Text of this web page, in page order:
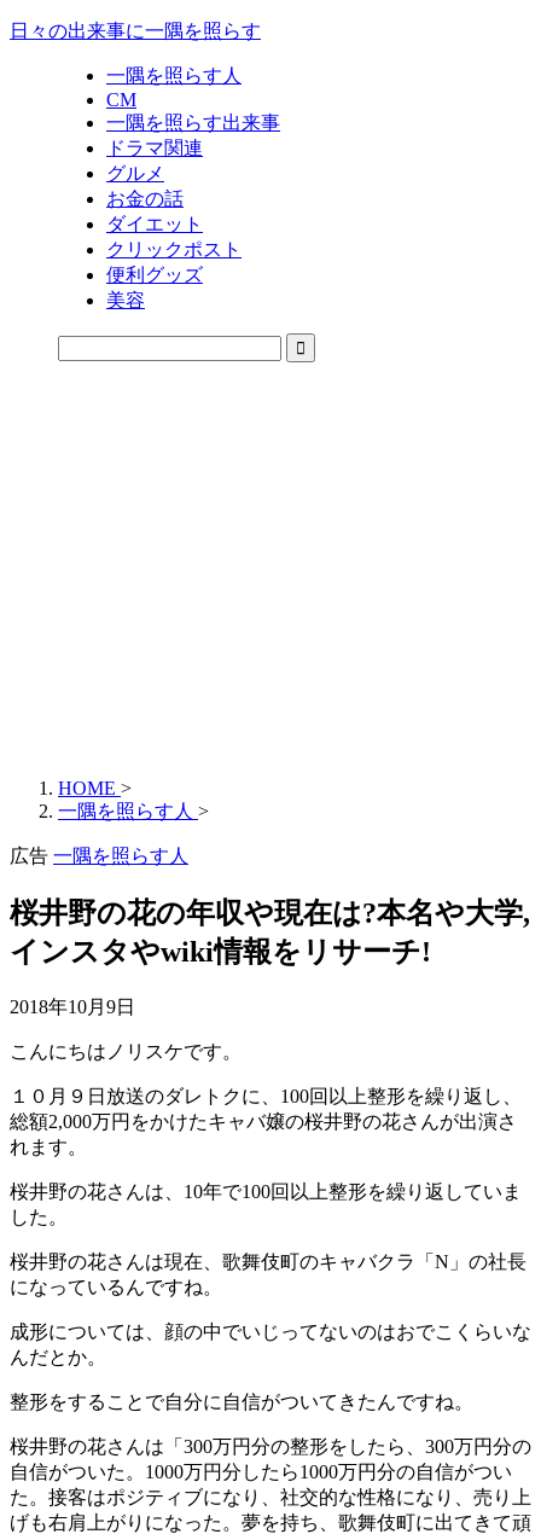
日々の出来事に一隅を照らす
一隅を照らす人
CM
一隅を照らす出来事
ドラマ関連
グルメ
お金の話
ダイエット
クリックポスト
便利グッズ
美容
HOME >
一隅を照らす人 >
広告 一隅を照らす人
桜井野の花の年収や現在は?本名や大学,
インスタやwiki情報をリサーチ!
2018年10月9日
こんにちはノリスケです。
１０月９日放送のダレトクに、100回以上整形を繰り返し、
総額2,000万円をかけたキャバ嬢の桜井野の花さんが出演さ
れます。
桜井野の花さんは、10年で100回以上整形を繰り返していま
した。
桜井野の花さんは現在、歌舞伎町のキャバクラ「N」の社長
になっているんですね。
成形については、顔の中でいじってないのはおでこくらいな
んだとか。
整形をすることで自分に自信がついてきたんですね。
桜井野の花さんは「300万円分の整形をしたら、300万円分の
自信がついた。1000万円分したら1000万円分の自信がつい
た。接客はポジティブになり、社交的な性格になり、売り上
げも右肩上がりになった。夢を持ち、歌舞伎町に出てきて頑